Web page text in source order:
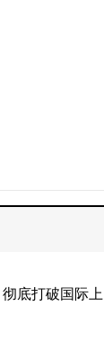
底打破国际上